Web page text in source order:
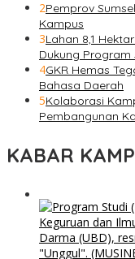
2Pemprov
Kampus
3Lahan 8,1
Dukung Program
4GKR Hemas
Bahasa Daerah
5Kolaborasi
Pembangunan
KABAR